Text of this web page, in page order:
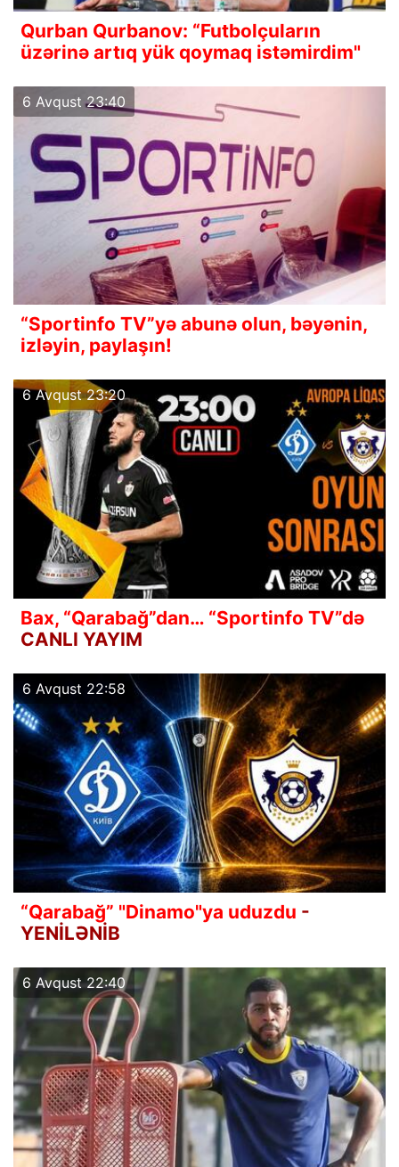
Qurban Qurbanov: “Futbolçuların
üzərinə artıq yük qoymaq istəmirdim"
6 Avqust 23:40
“Sportinfo TV”yə abunə olun, bəyənin,
izləyin, paylaşın!
6 Avqust 23:20
Bax, “Qarabağ”dan… “Sportinfo TV”də
CANLI YAYIM
6 Avqust 22:58
“Qarabağ” "Dinamo"ya uduzdu -
YENİLƏNİB
6 Avqust 22:40